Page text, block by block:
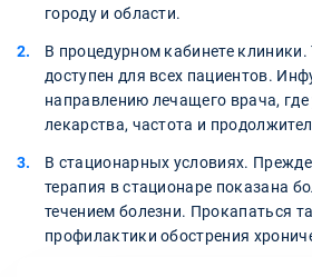
городу и области.
В процедурном кабинете клиники.
доступен для всех пациентов.
направлению лечащего врача,
лекарства, частота и
В стационарных условиях.
терапия в стационаре показана
течением болезни. Прокапаться
профилактики обострения